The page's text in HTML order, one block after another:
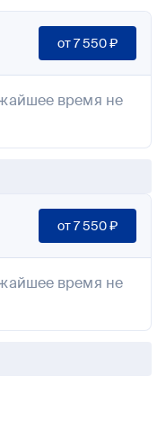
от7 550 ₽
время не
от7 550 ₽
время не